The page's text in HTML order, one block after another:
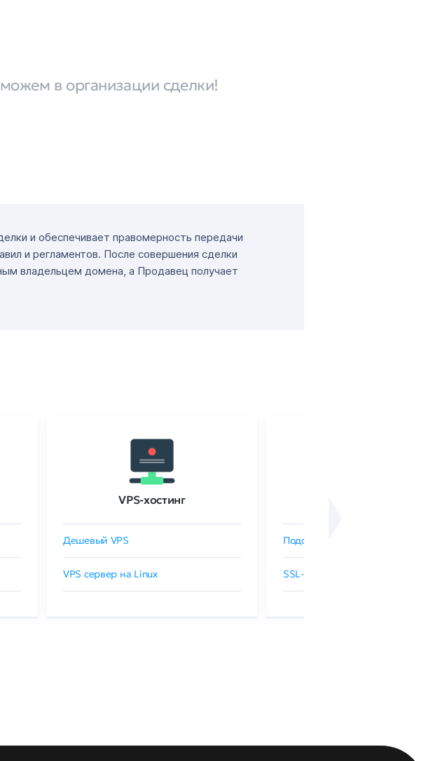
в организации сделки!
и обеспечивает правомерность передачи
и регламентов. После совершения сделки
владельцем домена, а Продавец получает
VPS-хостинг
Дешевый VPS
VPS сервер на Linux
Подобрать SSL-сертификат
SSL-сертификаты GlobalSign